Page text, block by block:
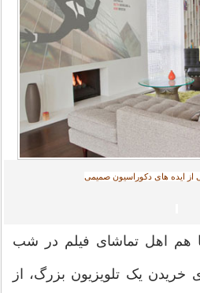
ایده های دکوراسیون صمیمی
هم اهل تماشای فیلم در شب
خریدن یک تلویزیون بزرگ، از